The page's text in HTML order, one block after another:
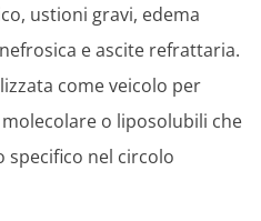
ustioni gravi, edema
e ascite refrattaria.
come veicolo per
o liposolubili che
nel circolo